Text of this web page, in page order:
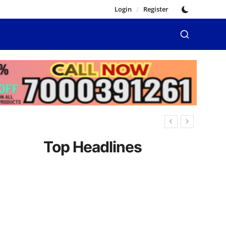
Login / Register
Top Headlines